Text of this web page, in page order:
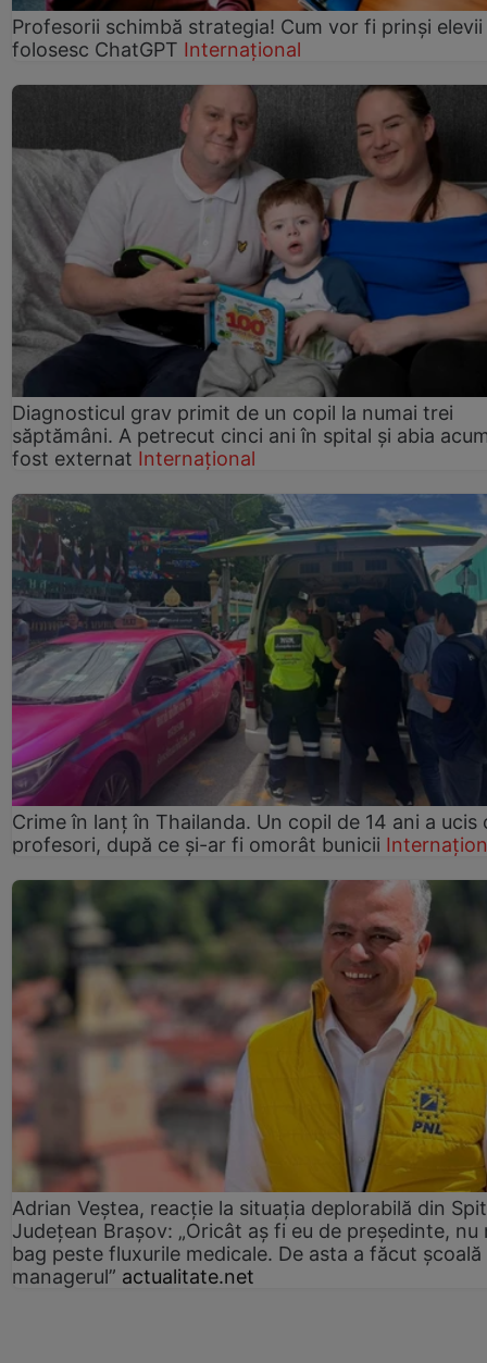
Profesorii schimbă strategia! Cum vor fi prinși elevii
folosesc ChatGPT Internațional
Diagnosticul grav primit de un copil la numai trei
săptămâni. A petrecut cinci ani în spital și abia
fost externat Internațional
Crime în lanț în Thailanda. Un copil de 14 ani a ucis
profesori, după ce și-ar fi omorât bunicii
Adrian Veștea, reacție la situația deplorabilă din
Județean Brașov: „Oricât aș fi eu de președinte, nu
bag peste fluxurile medicale. De asta a făcut școală
managerul” actualitate.net